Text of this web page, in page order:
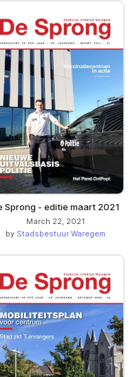
Sprong - editie maart 2021
March 22, 2021
by Stadsbestuur Waregem